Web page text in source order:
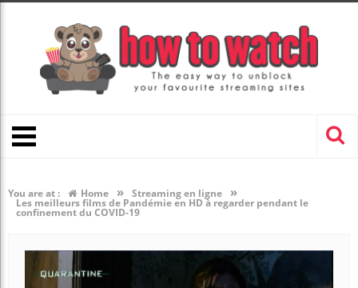
You are at : Home » Streaming en ligne »
Les meilleurs films de Pandémie en HD à regarder pendant le
confinement du COVID-19